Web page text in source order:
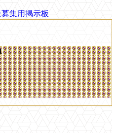
集用掲示板